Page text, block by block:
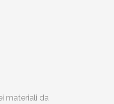
materiali da